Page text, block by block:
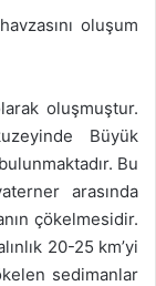
oluşum
oluşmuştur.
Büyük
Bu
arasında
çökelmesidir.
20-25 km’yi
sedimanlar